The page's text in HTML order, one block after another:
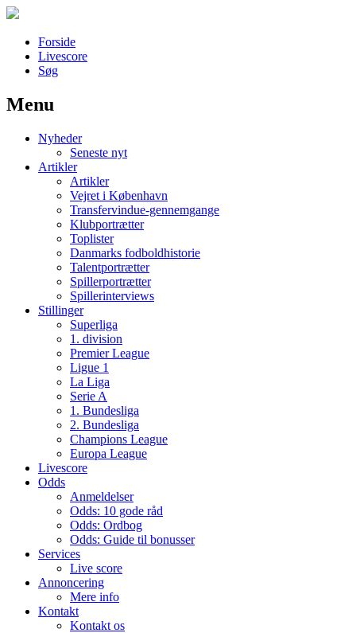
Forside
Livescore
Søg
Наши партнеры
лучшие займы
Menu
Nyheder
Seneste nyt
Artikler
Artikler
Vejret i København
Transfervindue-gennemgange
Klubportrætter
Toplister
Danmarks fodboldhistorie
Talentportrætter
Spillerportrætter
Spillerinterviews
Stillinger
Superliga
1. division
Premier League
Ligue 1
La Liga
Serie A
1. Bundesliga
2. Bundesliga
Champions League
Europa League
Livescore
Odds
Anmeldelser
Odds: 10 gode råd
Odds: Ordbog
Odds: Guide til bonusser
Services
Live score
Annoncering
Mere info
Kontakt
Kontakt os